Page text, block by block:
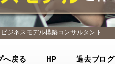
ビジネスモデル構築コンサルタント
へ戻る HP 過去ブログ